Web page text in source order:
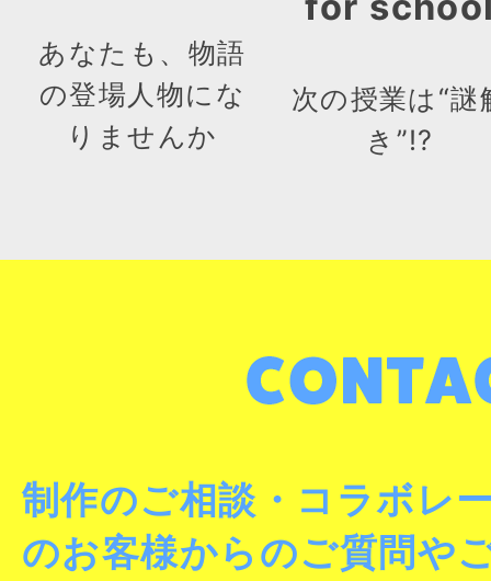
あなたも、物語
の登場人物にな
りませんか
次の授業は“謎
き”!?
制作のご相談・コラボレ
のお客様からのご質問や